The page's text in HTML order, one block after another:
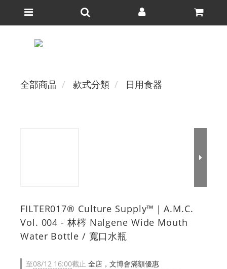
全部商品 款式分類 日用食器
FILTER017® Culture Supply™｜A.M.C.
Vol. 004 - 林梣 Nalgene Wide Mouth
Water Bottle / 寬口水瓶
至08/12 16:00截止 全店，文博會滿額優惠